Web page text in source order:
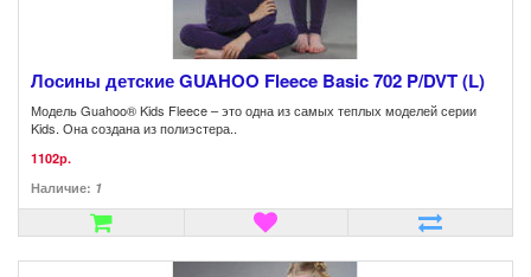
Лосины детские GUAHOO Fleece Basic 702 P/DVT (L)
Модель Guahoo® Kids Fleece – это одна из самых теплых моделей серии
Kids. Она создана из полиэстера..
1102р.
Наличие: 1